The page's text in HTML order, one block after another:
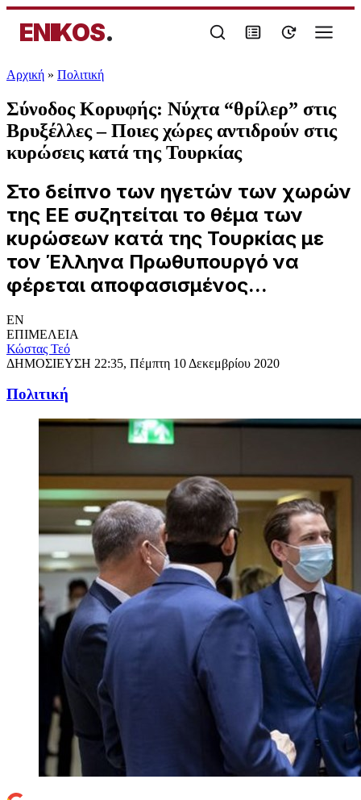
ENIKOS.
Αρχική » Πολιτική
Σύνοδος Κορυφής: Νύχτα “θρίλερ” στις
Βρυξέλλες – Ποιες χώρες αντιδρούν στις
κυρώσεις κατά της Τουρκίας
Στο δείπνο των ηγετών των χωρών
της ΕΕ συζητείται το θέμα των
κυρώσεων κατά της Τουρκίας με
τον Έλληνα Πρωθυπουργό να
φέρεται αποφασισμένος...
EN
ΕΠΙΜΕΛΕΙΑ
Κώστας Τεό
ΔΗΜΟΣΙΕΥΣΗ 22:35, Πέμπτη 10 Δεκεμβρίου 2020
Πολιτική